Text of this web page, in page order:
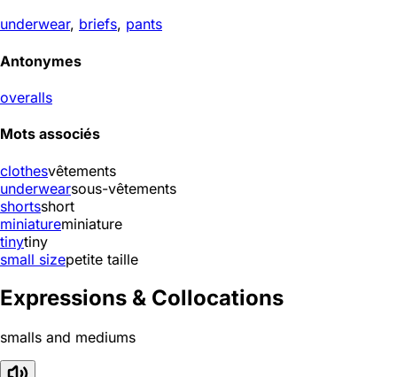
underwear, briefs, pants
Antonymes
overalls
Mots associés
clothesvêtements
underwearsous-vêtements
shortsshort
miniatureminiature
tinytiny
small sizepetite taille
Expressions & Collocations
smalls and mediums